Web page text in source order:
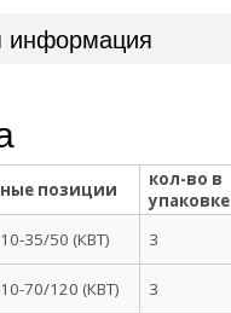
информация
позиции
кол-во в
упаковке
35/50 (КВТ) 3
70/120 (КВТ) 3